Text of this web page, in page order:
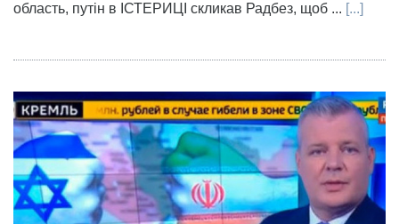
область, путін в ІСТЕРИЦІ скликав Радбез, щоб ... [...]